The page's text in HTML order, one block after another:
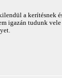
a
igazán tudunk